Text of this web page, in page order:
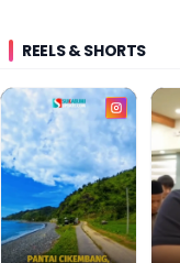
REELS & SHORTS